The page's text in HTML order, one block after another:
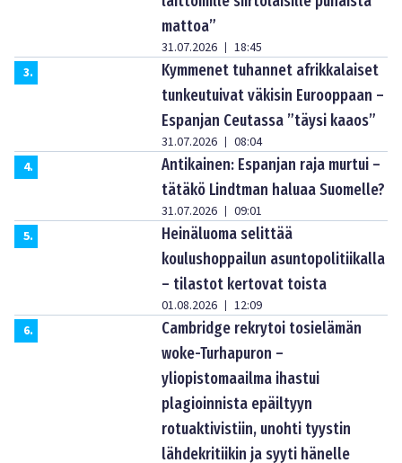
mattoa”
31.07.2026 | 18:45
3.
Kymmenet tuhannet afrikkalaiset
tunkeutuivat väkisin Eurooppaan –
Espanjan Ceutassa ”täysi kaaos”
31.07.2026 | 08:04
4.
Antikainen: Espanjan raja murtui –
tätäkö Lindtman haluaa Suomelle?
31.07.2026 | 09:01
5.
Heinäluoma selittää
koulushoppailun asuntopolitiikalla
– tilastot kertovat toista
01.08.2026 | 12:09
6.
Cambridge rekrytoi tosielämän
woke-Turhapuron –
yliopistomaailma ihastui
plagioinnista epäiltyyn
rotuaktivistiin, unohti tyystin
lähdekritiikin ja syyti hänelle